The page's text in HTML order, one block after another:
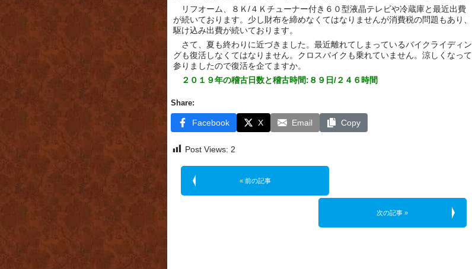
リフオーム、８Ｋ/４Ｋチューナー付き６０型液晶テレビや冷蔵庫と最近出費
が続いております。少し財布を締めなくてはなりませんが消費税の問題もあり、
駆け込み出費が続いております。
さて、夏も終わりに近づきました。最近離れてしまっているバイクライディン
グも復活しなくてはなりません。クロスバイクも乗れていません。涼しくなって
参りましたので復活を企てますか。
２０１９年の稽古日数と稽古時間:８９日/２４６時間
Share:
Facebook X Email Copy
Post Views: 2
« 前の記事
次の記事 »